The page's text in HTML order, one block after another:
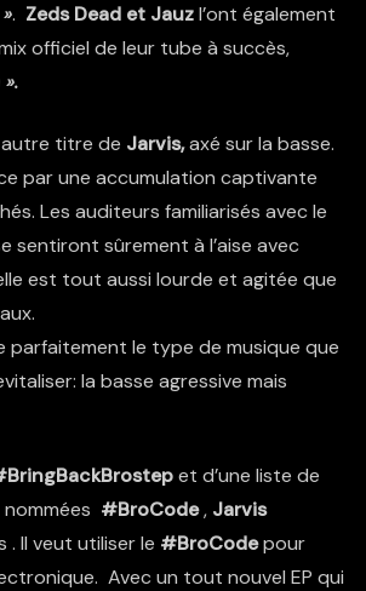
. Zeds Dead et Jauzl’ont également
officiel de leur tube à succès,
titre de Jarvis,axé sur la basse.
par une accumulation captivante
Les auditeurs familiarisés avec le
sentiront sûrement à l’aise avec
est tout aussi lourde et agitée que
parfaitement le type de musique que
la basse agressive mais
et d’une liste de
#BroCode, Jarvis
. Il veut utiliser le #BroCodepour
Avec un tout nouvel EP qui